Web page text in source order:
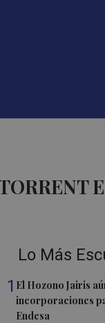
Lo Más
1 El Hozono Jairis
incorporaciones
Endesa